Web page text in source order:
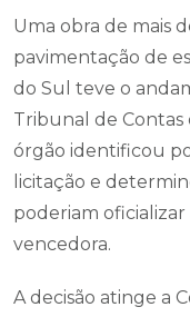
Uma obra de mais
pavimentação de
do Sul teve o
Tribunal de Contas
órgão identificou
licitação e
poderiam
vencedora.
A decisão atinge a